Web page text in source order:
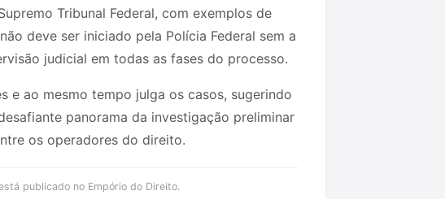
Tribunal Federal, com exemplos de
deve ser iniciado pela Polícia Federal sem a
judicial em todas as fases do processo.
e ao mesmo tempo julga os casos, sugerindo
panorama da investigação preliminar
os operadores do direito.
publicado no Empório do Direito.